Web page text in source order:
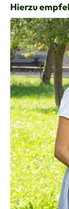
Produktgalerie
Hierzu